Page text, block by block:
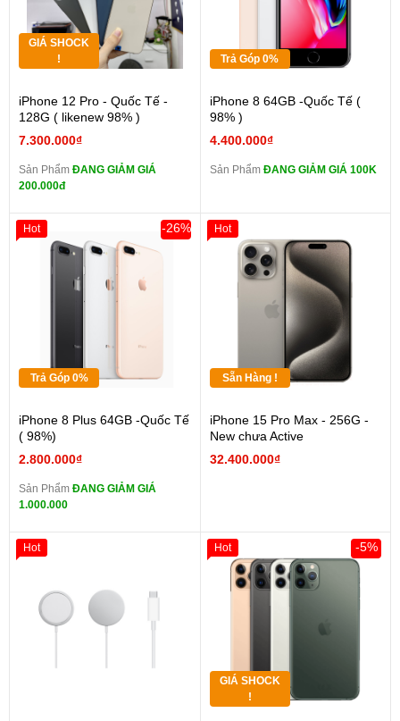
GIÁ SHOCK
!
iPhone 12 Pro - Quốc Tế -
128G ( likenew 98% )
7.300.000₫
Sản Phẩm ĐANG GIẢM GIÁ
200.000đ
Trả Góp 0%
iPhone 8 64GB -Quốc Tế (
98% )
4.400.000₫
Sản Phẩm ĐANG GIẢM GIÁ 100K
Trả Góp 0%
iPhone 8 Plus 64GB -Quốc Tế
( 98%)
2.800.000₫
-26%
Sản Phẩm ĐANG GIẢM GIÁ
1.000.000
Hot
Sẵn Hàng !
iPhone 15 Pro Max - 256G -
New chưa Active
32.400.000₫
Hot
Hot
GIÁ SHOCK
!
-5%
Hot